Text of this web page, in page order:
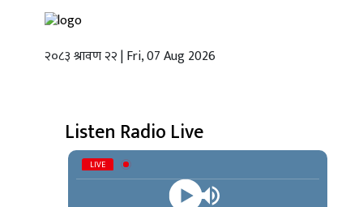
२०८३ श्रावण २२ | Fri, 07 Aug 2026
Listen Radio Live
LIVE